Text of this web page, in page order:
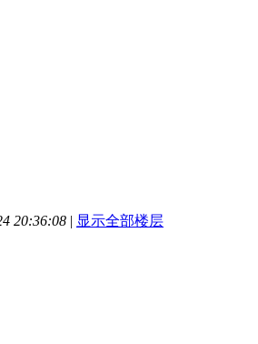
20:36:08 | 显示全部楼层